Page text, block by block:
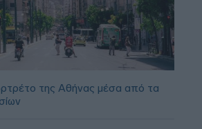
της Αθήνας μέσα από τα